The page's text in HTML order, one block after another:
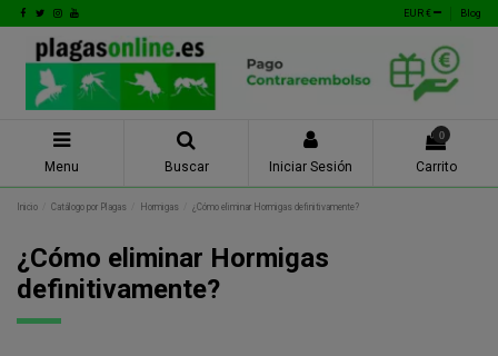
EUR € Blog
Menu Buscar Iniciar Sesión
0
Carrito
Inicio Catálogo por Plagas Hormigas ¿Cómo eliminar Hormigas definitivamente?
¿Cómo eliminar Hormigas
definitivamente?